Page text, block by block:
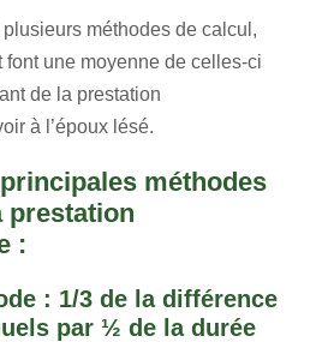
méthodes de calcul,
font une moyenne de celles-ci
de la prestation
à l’époux lésé.
méthodes
prestation
:
: 1/3 de la différence
par ½ de la durée